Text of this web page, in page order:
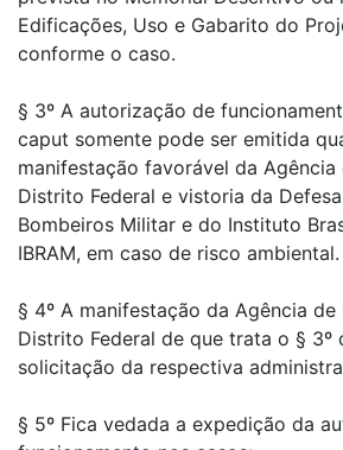
Edificações, Uso e Gabarito do
conforme o caso.
§ 3º A autorização de
caput somente pode ser emitida
manifestação favorável da
Distrito Federal e vistoria da
Bombeiros Militar e do Instituto
IBRAM, em caso de risco ambiental.
§ 4º A manifestação da Agência
Distrito Federal de que trata o § 3º
solicitação da respectiva
§ 5º Fica vedada a expedição da